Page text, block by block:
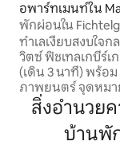
อพาร์ทเมนท์ใน
พักผ่อนใน
ทำเลเงียบสงบใจก
วิตซ์ ฟิชเทลเกบีร์เ
(เดิน 3 นาที) พร้อม ช็อปปิ้ง ร้านอาหาร และ
ภาพยนตร์ จุดหมา
น่าสนใจ - โอชเซ
รถยนต์ 25 นาที) o เดินป่า ปั่นจักรยานเสือ
ภูเขา โหนสลิง o การเล่นสกี/เลื่อนหิมะ - ไว
สิ่งอำนวย
บ้านพั